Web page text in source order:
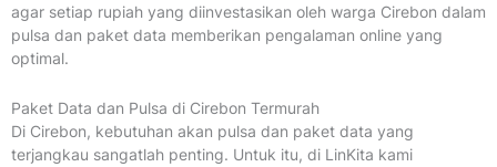
agar setiap rupiah yang diinvestasikan oleh warga Cirebon dalam
pulsa dan paket data memberikan pengalaman online yang
optimal.
Paket Data dan Pulsa di Cirebon Termurah
Di Cirebon, kebutuhan akan pulsa dan paket data yang
terjangkau sangatlah penting. Untuk itu, di LinKita kami